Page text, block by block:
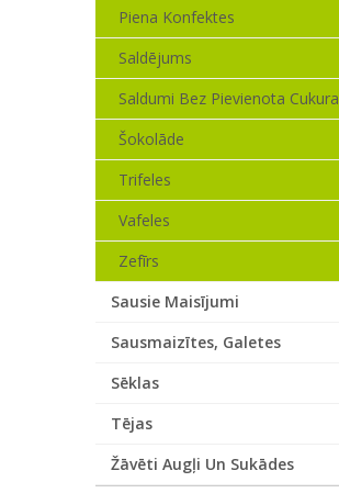
Piena Konfektes
Saldējums
Saldumi Bez Pievienota Cukura
Šokolāde
Trifeles
Vafeles
Zefīrs
Sausie Maisījumi
Sausmaizītes, Galetes
Sēklas
Tējas
Žāvēti Augļi Un Sukādes